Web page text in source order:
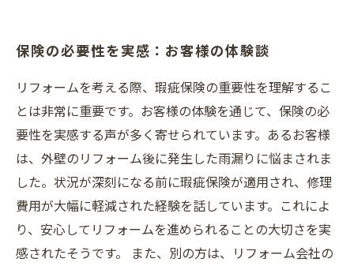
保険の必要性を実感：お客様の体験談
リフォームを考える際、瑕疵保険の重要性を理解するこ
とは非常に重要です。お客様の体験を通じて、保険の必
要性を実感する声が多く寄せられています。あるお客様
は、外壁のリフォーム後に発生した雨漏りに悩まされま
した。状況が深刻になる前に瑕疵保険が適用され、修理
費用が大幅に軽減された経験を話しています。これによ
り、安心してリフォームを進められることの大切さを実
感されたそうです。 また、別の方は、リフォーム会社の